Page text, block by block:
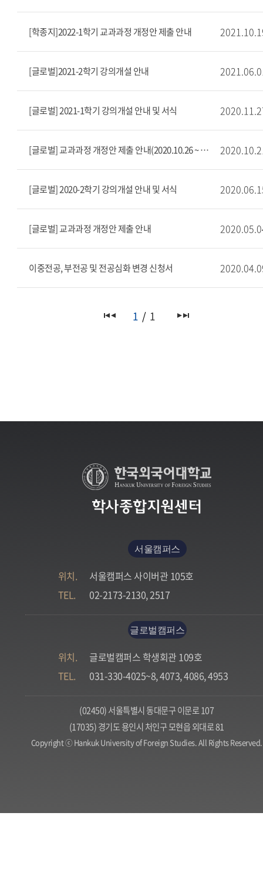
[학종지]2022-1학기 교과과정 개정안 제출 안내
[글로벌]2021-2학기 강의개설 안내
[글로벌] 2021-1학기 강의개설 안내 및 서식
[글로벌] 교과과정 개정안 제출 안내(2020.10.26 ~ 2020.11.04)
[글로벌] 2020-2학기 강의개설 안내 및 서식
[글로벌] 교과과정 개정안 제출 안내
이중전공, 부전공 및 전공심화 변경 신청서
1 1
학사종합지원센터
서울캠퍼스
위치.
서울캠퍼스 사이버관 105호
TEL.
02-2173-2130, 2517
글로벌캠퍼스
위치.
글로벌캠퍼스 학생회관 109호
TEL.
031-330-4025~8, 4073, 4086, 4953
(02450) 서울특별시 동대문구 이문로 107
(17035) 경기도 용인시 처인구 모현읍 외대로 81
Copyright ⓒ Hankuk University of Foreign Studies. All Rights Reserved.